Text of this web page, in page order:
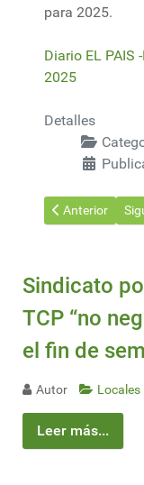
para 2025.
Diario EL PAIS
2025
Detalles
Artículo
Anterior
Sindicato
TCP “no
el fin de
Autor Locales
Leer más...